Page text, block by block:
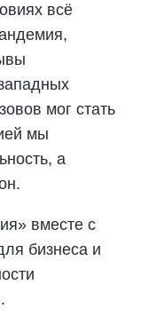
всё
мог стать
мы
а
вместе с
бизнеса и